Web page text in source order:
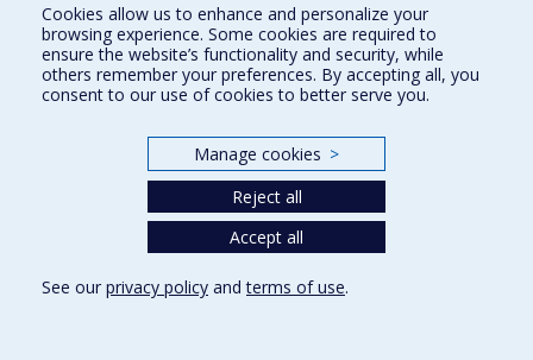
Plan du site
Signaler une erreur
Accessibilité
Nos départements et écoles
Cookies allow us to enhance and personalize your
browsing experience. Some cookies are required to
ensure the website’s functionality and security, while
others remember your preferences. By accepting all, you
consent to our use of cookies to better serve you.
Manage cookies >
Reject all
Accept all
See our privacy policy andterms of use.